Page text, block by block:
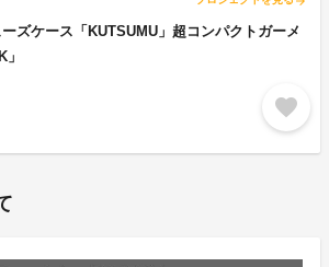
ズケース「KUTSUMU」超コンパクトガーメ
」
favorite